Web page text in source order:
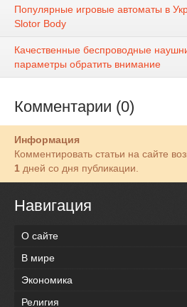
Популярные игровые автоматы в
Slotor Body
Качественные беспроводные
параметры обратить внимание
Комментарии (0)
Информация
Комментировать статьи на сайте
1 дней со дня публикации.
Навигация
О сайте
В мире
Экономика
Религия